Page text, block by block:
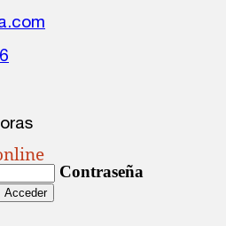
Contraseña
Acceder